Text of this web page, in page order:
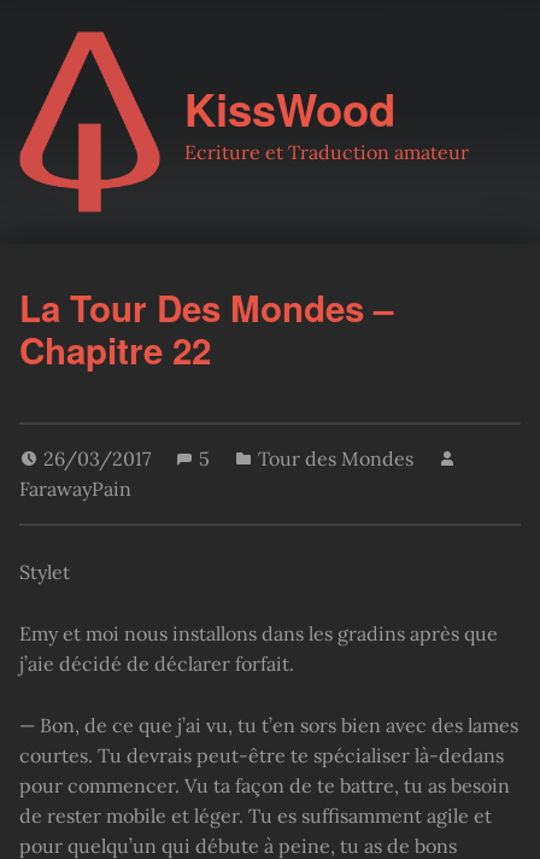
KissWood
Ecriture et Traduction amateur
La Tour Des Mondes –
Chapitre 22
26/03/2017 5
Tour des Mondes
FarawayPain
Stylet
Emy et moi nous installons dans les gradins après que
j’aie décidé de déclarer forfait.
— Bon, de ce que j’ai vu, tu t’en sors bien avec des lames
courtes. Tu devrais peut-être te spécialiser là-dedans
pour commencer. Vu ta façon de te battre, tu as besoin
de rester mobile et léger. Tu es suffisamment agile et
pour quelqu’un qui débute à peine, tu as de bons